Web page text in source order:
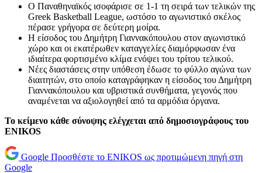
Ο Παναθηναϊκός ισοφάρισε σε 1-1 τη σειρά των τελικών της
Greek Basketball League, ωστόσο το αγωνιστικό σκέλος
πέρασε γρήγορα σε δεύτερη μοίρα.
Η είσοδος του Δημήτρη Γιαννακόπουλου στον αγωνιστικό
χώρο και οι εκατέρωθεν καταγγελίες διαμόρφωσαν ένα
ιδιαίτερα φορτισμένο κλίμα ενόψει του τρίτου τελικού.
Νέες διαστάσεις στην υπόθεση έδωσε το φύλλο αγώνα των
διαιτητών, στο οποίο καταγράφηκαν η είσοδος του Δημήτρη
Γιαννακόπουλου και υβριστικά συνθήματα, γεγονός που
αναμένεται να αξιολογηθεί από τα αρμόδια όργανα.
Το κείμενο κάθε σύνοψης ελέγχεται από δημοσιογράφους του
ENIKOS
Google Προσθέστε το ENIKOS ως προτιμώμενη πηγή στη
Google